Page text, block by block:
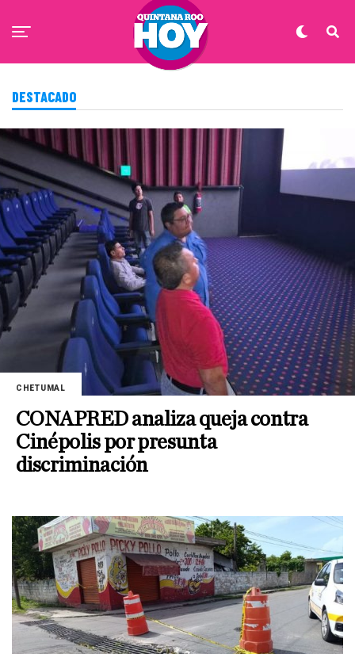
DESTACADO
CHETUMAL
CONAPRED analiza queja contra
Cinépolis por presunta
discriminación